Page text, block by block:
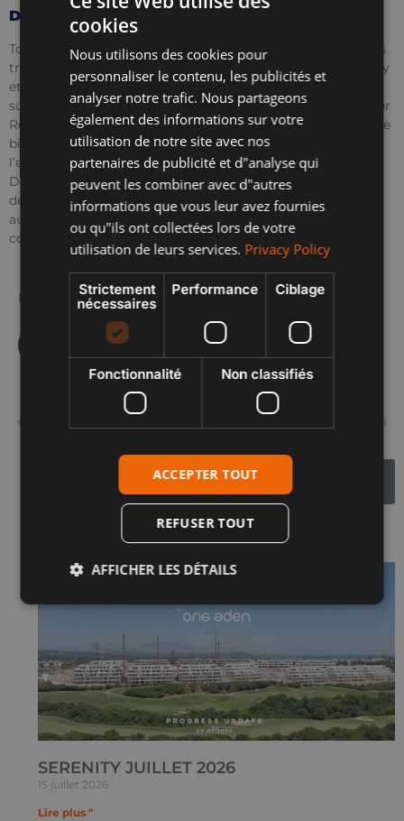
Disponible à Serenity, Infinity et Royal Palms
Toutes ces installations exceptionnelles se trouvent dans les
trois développements phares de One Eden : Serenity, Infinity
et Royal Palms. Ces lotissements offrent bien plus que de
superbes maisons : ils donnent accès au All Seasons Premier
Resort, qui propose à ses résidents un mode de vie axé sur le
bien-être, la communauté et les loisirs. Prêt à vivre
l’expérience d’un centre de villégiature au quotidien ?
Découvrez votre nouvelle maison dans l’un des premiers
développements de One Eden et commencez dès
aujourd’hui à profiter du luxe d’une vie axée sur la
communauté.
Partager
Nouveaux projets en vente à Alcaidesa Infinity septembre 2024
Articles connexes
SERENITY JUILLET 2026
15 juillet 2026
Lire plus "
cookies
Nous utilisons des cookies pour
personnaliser le contenu, les publicités et
analyser notre trafic. Nous partageons
également des informations sur votre
utilisation de notre site avec nos
partenaires de publicité et d"analyse qui
peuvent les combiner avec d"autres
informations que vous leur avez fournies
ou qu"ils ont collectées lors de votre
utilisation de leurs services. Privacy Policy
Strictement
nécessaires
Performance Ciblage
Fonctionnalité Non classifiés
ACCEPTER TOUT
REFUSER TOUT
AFFICHER LES DÉTAILS